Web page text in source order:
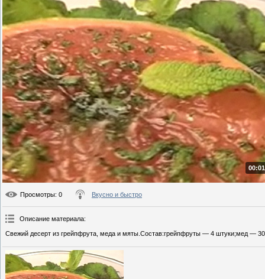
Просмотры: 0 Вкусно и быстро
Описание материала:
Свежий десерт из грейпфрута, меда и мяты.Состав:грейпфруты — 4 штуки;мед —